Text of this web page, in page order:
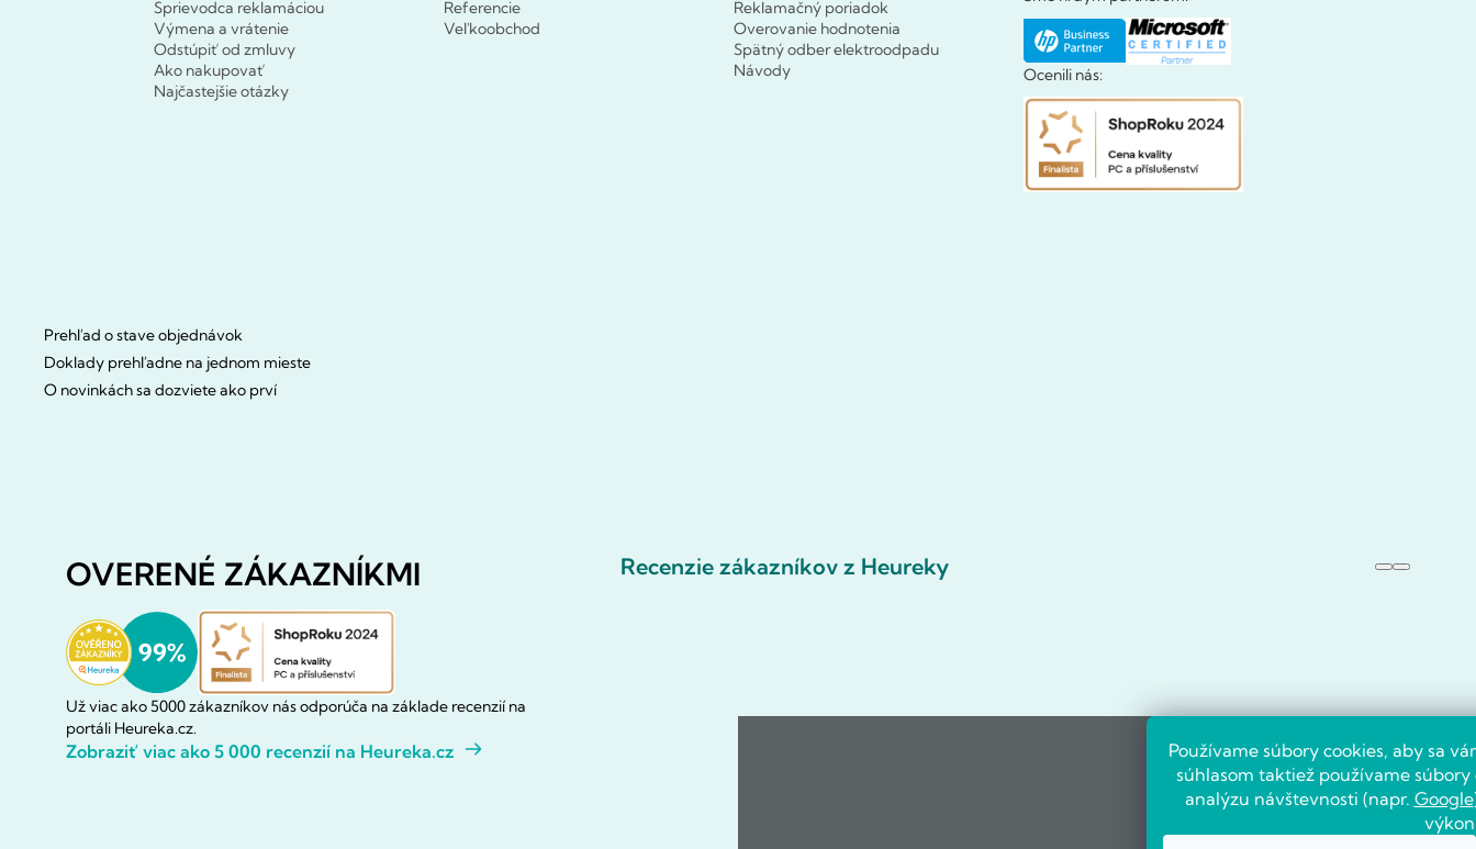
Používame súbory cookies, aby sa
súhlasom taktiež používame
analýzu návštevnosti (napr. Google
Sprievodca reklamáciou
Výmena a vrátenie
Odstúpiť od zmluvy
Ako nakupovať
Najčastejšie otázky
Referencie
Veľkoobchod
Reklamačný poriadok
Overovanie hodnotenia
Spätný odber elektroodpadu
Návody
Ocenili nás:
Prehľad o stave objednávok
Doklady prehľadne na jednom mieste
O novinkách sa dozviete ako prví
OVERENÉ ZÁKAZNÍKMI
Už viac ako 5000 zákazníkov nás odporúča na základe recenzií na
portáli Heureka.cz.
Zobraziť viac ako 5 000 recenzií na Heureka.cz
Recenzie zákazníkov z Heureky